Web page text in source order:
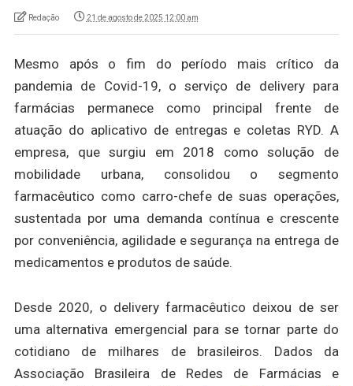
Redação 21 de agosto de 2025 12:00 am
Mesmo após o fim do período mais crítico da
pandemia de Covid-19, o serviço de delivery para
farmácias permanece como principal frente de
atuação do aplicativo de entregas e coletas RYD. A
empresa, que surgiu em 2018 como solução de
mobilidade urbana, consolidou o segmento
farmacêutico como carro-chefe de suas operações,
sustentada por uma demanda contínua e crescente
por conveniência, agilidade e segurança na entrega de
medicamentos e produtos de saúde.
Desde 2020, o delivery farmacêutico deixou de ser
uma alternativa emergencial para se tornar parte do
cotidiano de milhares de brasileiros. Dados da
Associação Brasileira de Redes de Farmácias e